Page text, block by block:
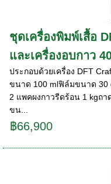
ชุดเครื่องพิมพ์เสื้อ
และเครื่องอบกาว
ประกอบด้วยเครื่อง DFT
ขนาด 100 mlฟิล์มขนาด 30
2 แพคผงกาวรีดร้อน 1 kgถา
ขน...
฿66,900